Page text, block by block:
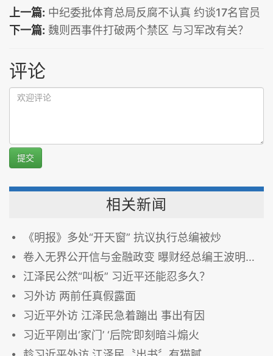
上一篇: 中纪委批体育总局反腐不认真 约谈17名官员
下一篇: 魏则西事件打破两个禁区 与习军改有关？
评论
提交
相关新闻
《明报》多处“开天窗” 抗议执行总编被炒
卷入无界公开信与金融政变 曝财经总编王波明失联
江泽民公然“叫板” 习近平还能忍多久？
习外访 两前任真假露面
习近平外访 江泽民急着蹦出 事出有因
习近平刚出‘家门’ ‘后院’即刻暗斗煽火